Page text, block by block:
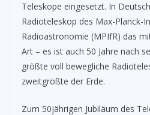
Teleskope eingesetzt. In
Radioteleskop des Max-Planck-
Radioastronomie (MPIfR) das
Art – es ist auch 50 Jahre nach
größte voll bewegliche
zweitgrößte der Erde.
Zum 50jährigen Jubiläum des